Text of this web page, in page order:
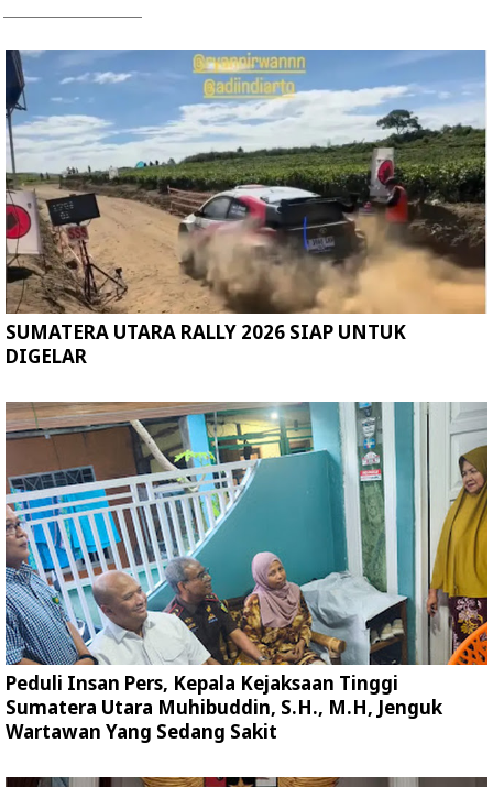
SUMATERA UTARA RALLY 2026 SIAP UNTUK
DIGELAR
Peduli Insan Pers, Kepala Kejaksaan Tinggi
Sumatera Utara Muhibuddin, S.H., M.H, Jenguk
Wartawan Yang Sedang Sakit